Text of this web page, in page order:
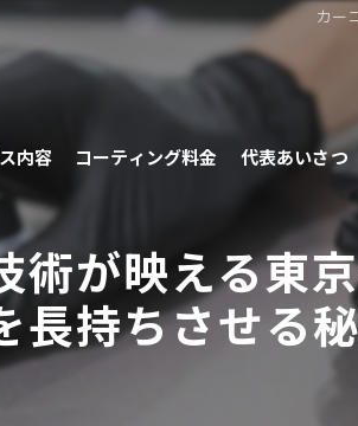
カー
内容 コーティング料金 代表あいさつ
術が映える東
長持ちさせる